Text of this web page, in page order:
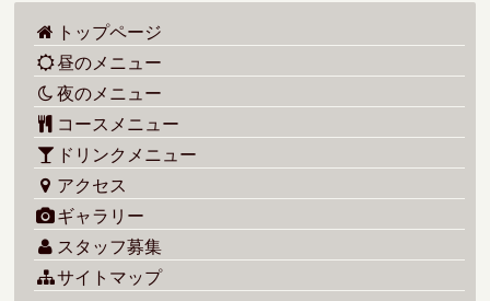
トップページ
昼のメニュー
夜のメニュー
コースメニュー
ドリンクメニュー
アクセス
ギャラリー
スタッフ募集
サイトマップ